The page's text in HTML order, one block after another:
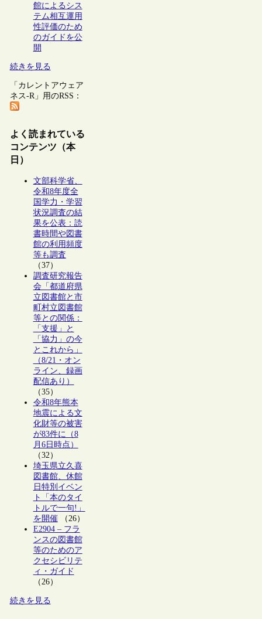
館によるシス
テム相互運用
性評価のため
のガイドを公
開
続きを見る
「カレントアウェア
ネス-R」用のRSS：
よく読まれている
コンテンツ（本
日）
文部科学省、
令和8年度全
国学力・学習
状況調査の結
果を公表：読
書時間や図書
館の利用頻度
等も調査
（37）
調査研究報告
会「都道府県
立図書館と市
町村立図書館
等との関係：
「支援」と
「協力」の今
とこれから」
（8/21・オン
ライン、録画
配信あり）
（35）
令和8年熊本
地震による文
化財等の被害
が83件に（8
月6日時点）
（32）
埼玉県立久喜
図書館、休館
日特別イベン
ト「本のタイ
トルで一句!」
を開催（26）
E2904 – フラ
ンスの図書館
等のためのア
クセシビリテ
ィ・ガイド
（26）
続きを見る